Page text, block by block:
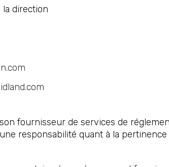
la direction
fournisseur de services de
responsabilité quant à la